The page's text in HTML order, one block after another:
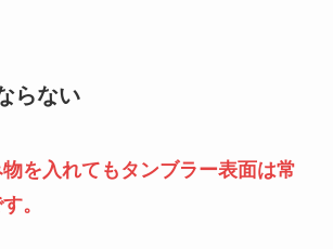
らない
を入れてもタンブラー表面は常
。